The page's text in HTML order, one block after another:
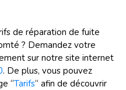
de réparation de fuite
? Demandez votre
sur notre site internet
. De plus, vous pouvez
“Tarifs“ afin de découvrir